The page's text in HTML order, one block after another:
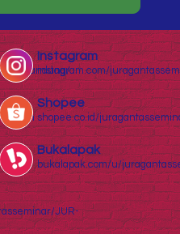
Instagram
instagram.com/
Shopee
shopee.co.id/
Bukalapak
bukalapak.com/u/
JUR-